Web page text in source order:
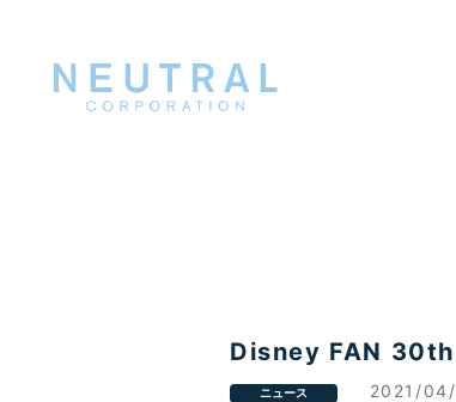
Disney FAN
ニュース 2021/